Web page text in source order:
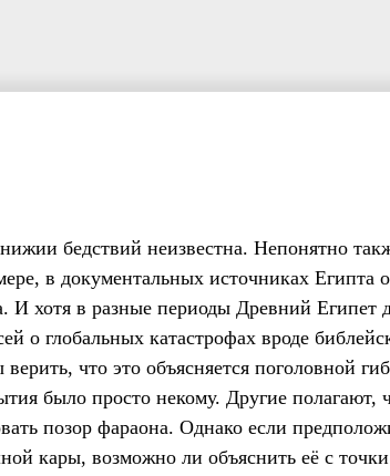
бедствий неизвестна. Непонятно
в документальных источниках Египта
И хотя в разные периоды Древний Египет
о глобальных катастрофах вроде
что это объясняется поголовной
было просто некому. Другие полагают,
позор фараона. Однако если
кары, возможно ли объяснить её с